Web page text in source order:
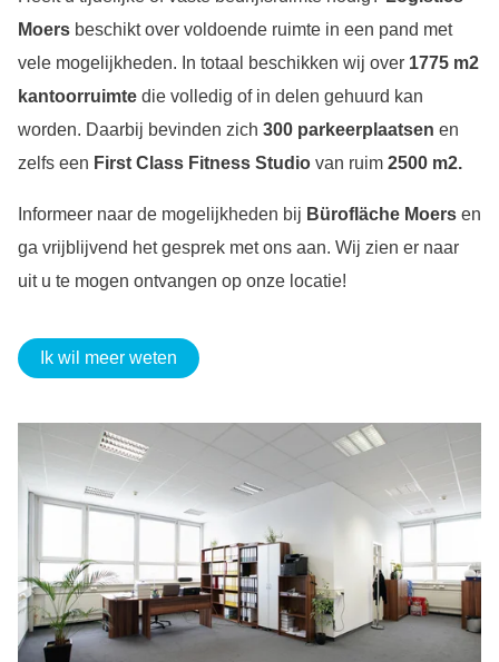
Moers beschikt over voldoende ruimte in een pand met
vele mogelijkheden. In totaal beschikken wij over 1775 m2
kantoorruimte die volledig of in delen gehuurd kan
worden. Daarbij bevinden zich 300 parkeerplaatsen en
zelfs een First Class Fitness Studio van ruim 2500 m2.
Informeer naar de mogelijkheden bij Bürofläche Moers en
ga vrijblijvend het gesprek met ons aan. Wij zien er naar
uit u te mogen ontvangen op onze locatie!
Ik wil meer weten